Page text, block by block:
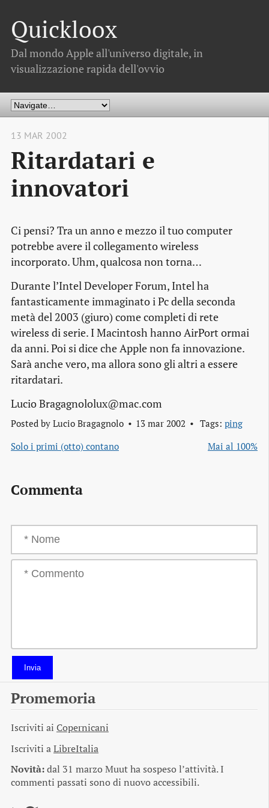
Quickloox
Dal mondo Apple all'universo digitale, in
visualizzazione rapida dell'ovvio
13 MAR 2002
Ritardatari e
innovatori
Ci pensi? Tra un anno e mezzo il tuo computer
potrebbe avere il collegamento wireless
incorporato. Uhm, qualcosa non torna…
Durante l’Intel Developer Forum, Intel ha
fantasticamente immaginato i Pc della seconda
metà del 2003 (giuro) come completi di rete
wireless di serie. I Macintosh hanno AirPort ormai
da anni. Poi si dice che Apple non fa innovazione.
Sarà anche vero, ma allora sono gli altri a essere
ritardatari.
Lucio Bragagnololux@mac.com
Posted by Lucio Bragagnolo 13 mar 2002 Tags: ping
Solo i primi (otto) contano
Mai al 100%
Commenta
Invia
Promemoria
Iscriviti ai Copernicani
Iscriviti aLibreItalia
Novità:dal 31 marzo Muut ha sospeso l’attività. I
commenti passati sono di nuovo accessibili.